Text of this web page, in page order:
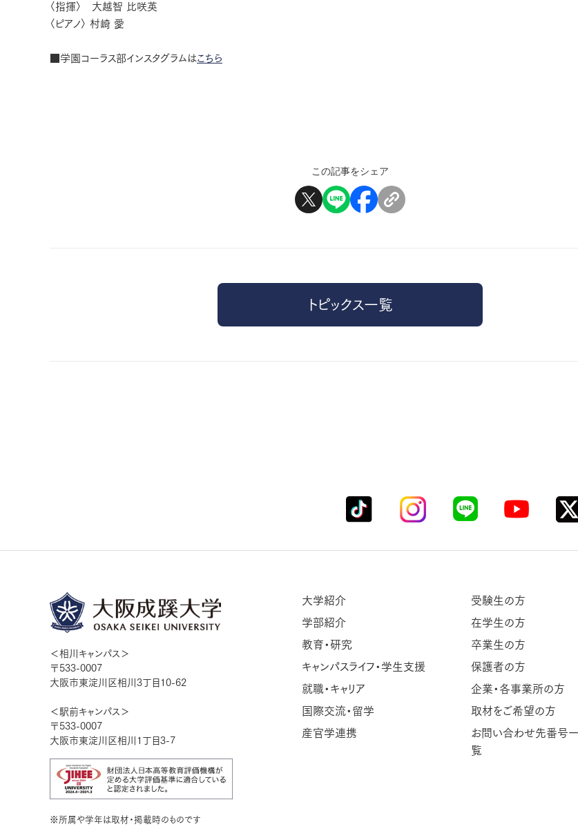
〈指揮〉 大越智 比咲英
〈ピアノ〉 村崎 愛
■学園コーラス部インスタグラムはこちら
この記事をシェア
トピックス一覧
＜相川キャンパス＞
〒533-0007
大阪市東淀川区相川3丁目10-62
＜駅前キャンパス＞
〒533-0007
大阪市東淀川区相川1丁目3-7
※所属や学年は取材・掲載時のものです
大学紹介
学部紹介
教育・研究
キャンパスライフ・学生支援
就職・キャリア
国際交流・留学
産官学連携
受験生の方
在学生の方
卒業生の方
保護者の方
企業・各事業所の方
取材をご希望の方
お問い合わせ先番号一
覧